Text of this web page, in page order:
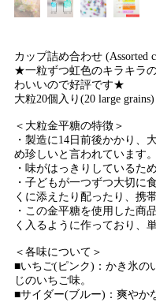
カップ詰め合わせ (Assorted
★一粒ずつ虹色のキラキラ
わいいので好評です★
大粒20個入り(20 large grains)
＜大粒金平糖の特徴＞
・製造に14日前後かかり、
め珍しいと言われています。
・味がはっきりしているた
・子どもが一つずつ大切に
くに添えたり配ったり、携
・この金平糖を使用した商
く入るように作っており、
＜各味について＞
■いちご(ピンク)：かき氷の
じのいちご味。
■サイダー(ブルー)：爽やか